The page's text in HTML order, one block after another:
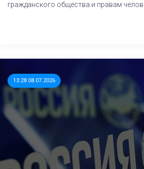
гражданского общества и правам
13:28 08.07.2026